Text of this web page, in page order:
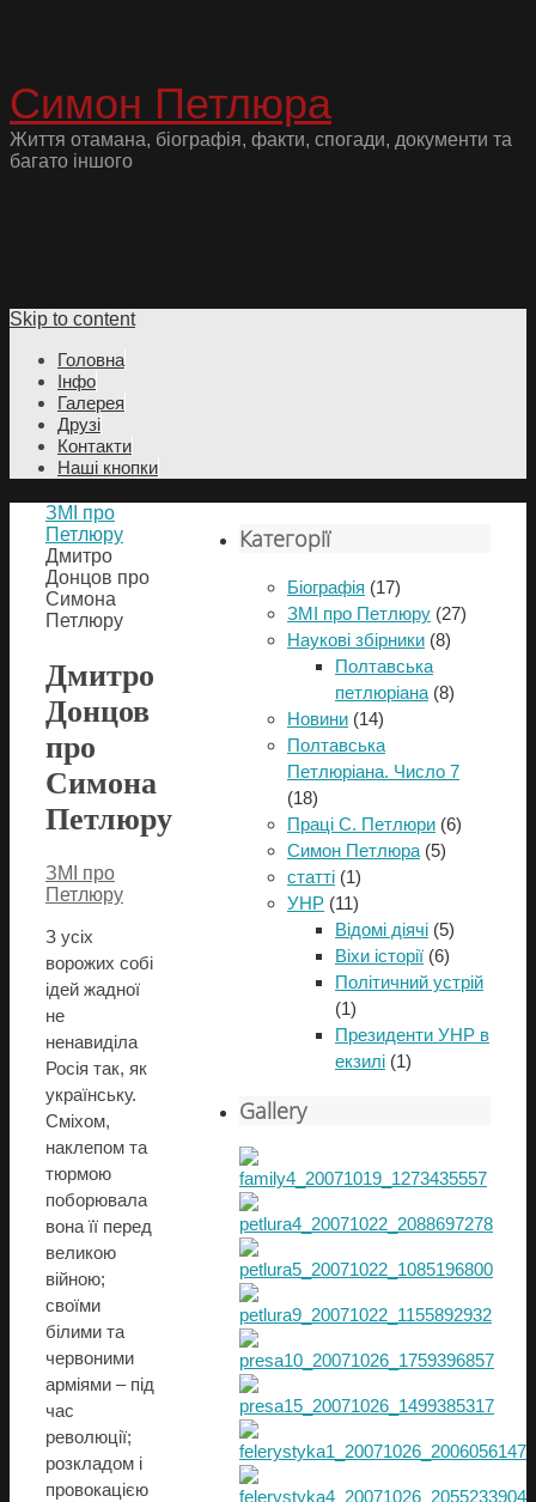
Симон Петлюра
Життя отамана, біографія, факти, спогади, документи та
багато іншого
Skip to content
Головна
Інфо
Галерея
Друзі
Контакти
Наші кнопки
ЗМІ про
Петлюру
Дмитро
Донцов про
Симона
Петлюру
Дмитро
Донцов
про
Симона
Петлюру
ЗМІ про
Петлюру
З усіх
ворожих собі
ідей жадної
не
ненавиділа
Росія так, як
українську.
Сміхом,
наклепом та
тюрмою
поборювала
вона її перед
великою
війною;
своїми
білими та
червоними
арміями – під
час
революції;
розкладом і
провокацією
Категорії
Біографія (17)
ЗМІ про Петлюру (27)
Наукові збірники (8)
Полтавська
петлюріана (8)
Новини (14)
Полтавська
Петлюріана. Число 7
(18)
Праці С. Петлюри (6)
Симон Петлюра (5)
статті (1)
УНР (11)
Відомі діячі (5)
Віхи історії (6)
Політичний устрій
(1)
Президенти УНР в
екзилі (1)
Gallery